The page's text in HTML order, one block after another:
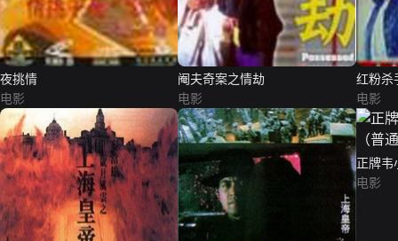
夜挑情
电影
阉夫奇案之情劫
电影
红粉杀
电影
正牌韦
版）
电影